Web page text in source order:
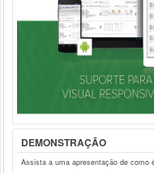
DEMONSTRAÇÃO
Assista a uma apresentação de como